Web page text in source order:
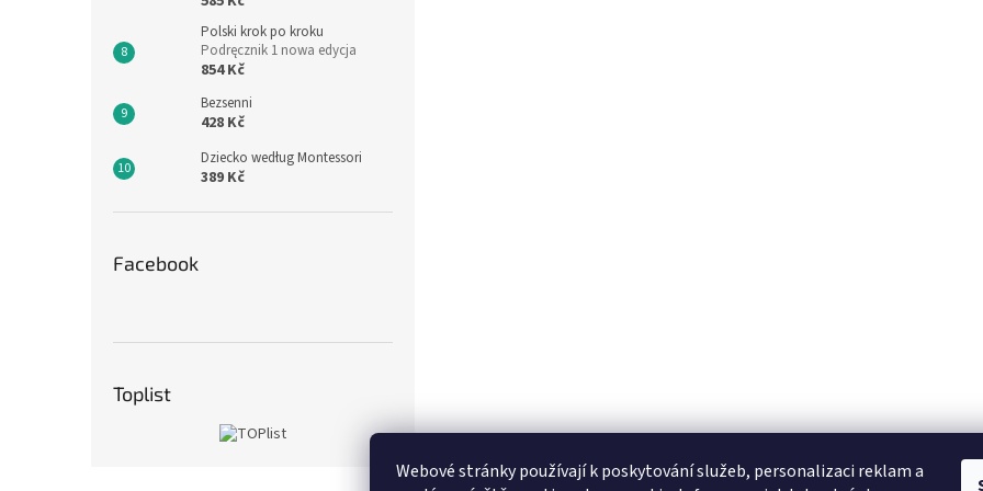
Webové stránky používají k poskytování služeb, personalizaci reklam a
Polski krok po kroku
Podręcznik 1 nowa edycja
854 Kč
Bezsenni
428 Kč
Dziecko według Montessori
389 Kč
Facebook
Toplist